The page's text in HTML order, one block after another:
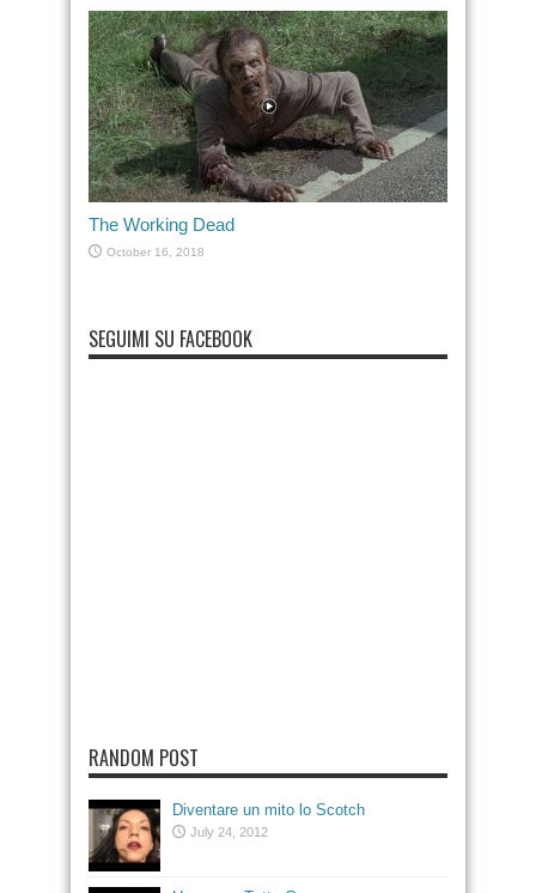
The Working Dead
October 16, 2018
SEGUIMI SU FACEBOOK
RANDOM POST
Diventare un mito lo Scotch
July 24, 2012